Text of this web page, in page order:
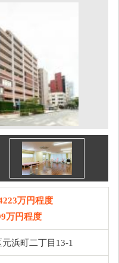
万円程度
万円程度
浜町二丁目13-1